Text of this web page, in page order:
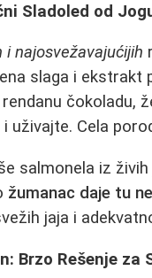
Sladoled od
i najosvežavajućijih
slaga i ekstrakt
čokoladu,
uživajte. Cela
salmonela iz
žumanac daje tu
jaja i
Brzo Rešenje za